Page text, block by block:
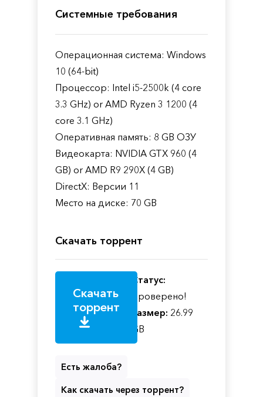
Системные требования
Операционная система: Windows
10 (64-bit)
Процессор: Intel i5-2500k (4 core
3.3 GHz) or AMD Ryzen 3 1200 (4
core 3.1 GHz)
Оперативная память: 8 GB ОЗУ
Видеокарта: NVIDIA GTX 960 (4
GB) or AMD R9 290X (4 GB)
DirectX: Версии 11
Место на диске: 70 GB
Скачать торрент
Скачать
торрент
Статус:
Проверено!
Размер: 26.99
GB
Есть жалоба?
Как скачать через торрент?